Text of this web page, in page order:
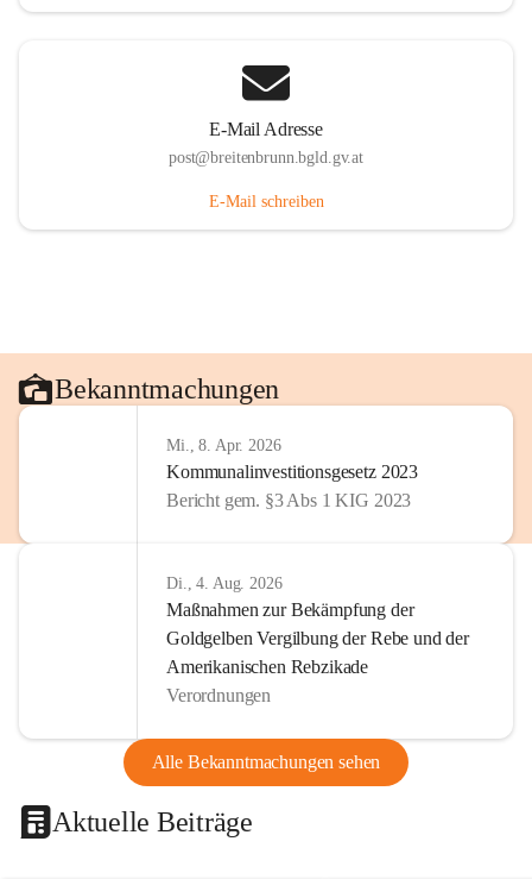
E-Mail Adresse
post@breitenbrunn.bgld.gv.at
E-Mail schreiben
Bekanntmachungen
Mi., 8. Apr. 2026
Kommunalinvestitionsgesetz 2023
Bericht gem. §3 Abs 1 KIG 2023
Di., 4. Aug. 2026
Maßnahmen zur Bekämpfung der
Goldgelben Vergilbung der Rebe und der
Amerikanischen Rebzikade
Verordnungen
Alle Bekanntmachungen sehen
Aktuelle Beiträge